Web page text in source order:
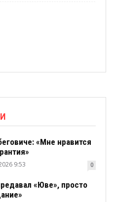
«Мне нравится
9:53 0
«Юве», просто